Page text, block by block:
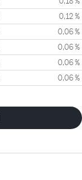
0,12 %
0,06 %
0,06 %
0,06 %
0,06 %